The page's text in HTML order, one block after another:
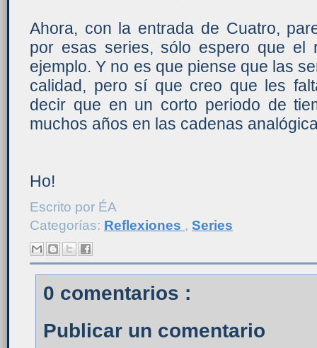
Ahora, con la entrada de Cuatro,
por esas series, sólo espero que el
ejemplo. Y no es que piense que las
calidad, pero sí que creo que les
decir que en un corto periodo de
muchos años en las cadenas
Ho!
Escrito por ÉA
Categorías: Reflexiones , Series
0 comentarios :
Publicar un comentario